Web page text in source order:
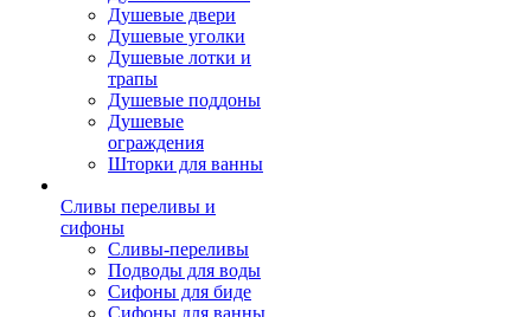
Душевые двери
Душевые уголки
Душевые лотки и
трапы
Душевые поддоны
Душевые
ограждения
Шторки для ванны
Сливы переливы и
сифоны
Сливы-переливы
Подводы для воды
Сифоны для биде
Сифоны для ванны